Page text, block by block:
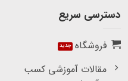
دسترسی سریع
فروشگاه
مقالات آموزشی کسب